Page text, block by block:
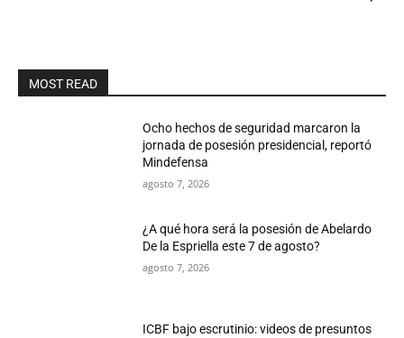
MOST READ
Ocho hechos de seguridad marcaron la
jornada de posesión presidencial, reportó
Mindefensa
agosto 7, 2026
¿A qué hora será la posesión de Abelardo
De la Espriella este 7 de agosto?
agosto 7, 2026
ICBF bajo escrutinio: videos de presuntos